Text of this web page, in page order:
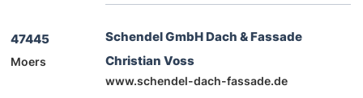
47445
Moers
Schendel GmbH Dach & Fassade
Christian Voss
www.schendel-dach-fassade.de